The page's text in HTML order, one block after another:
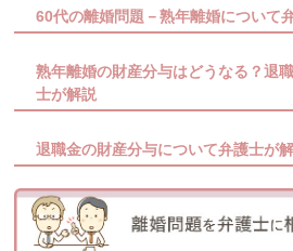
60代の離婚問題－熟年離婚について
熟年離婚の財産分与はどうなる？退
士が解説
退職金の財産分与について弁護士が